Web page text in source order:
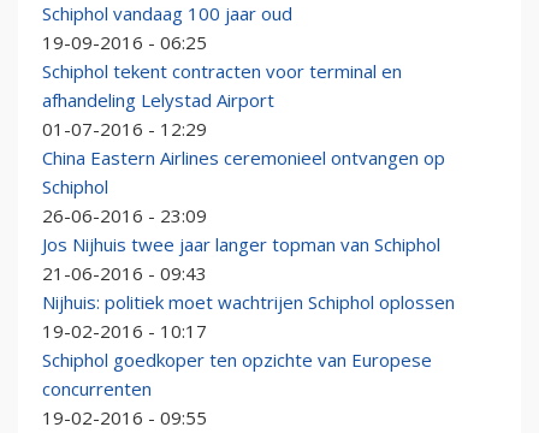
Schiphol vandaag 100 jaar oud
19-09-2016 - 06:25
Schiphol tekent contracten voor terminal en
afhandeling Lelystad Airport
01-07-2016 - 12:29
China Eastern Airlines ceremonieel ontvangen op
Schiphol
26-06-2016 - 23:09
Jos Nijhuis twee jaar langer topman van Schiphol
21-06-2016 - 09:43
Nijhuis: politiek moet wachtrijen Schiphol oplossen
19-02-2016 - 10:17
Schiphol goedkoper ten opzichte van Europese
concurrenten
19-02-2016 - 09:55